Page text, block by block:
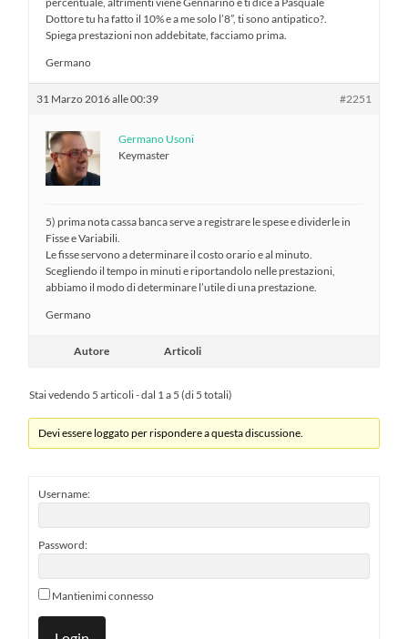
Dottore tu ha fatto il 10% e a me solo l’8”, ti sono antipatico?.
Spiega prestazioni non addebitate, facciamo prima.
Germano
31 Marzo 2016 alle 00:39 #2251
Germano Usoni
Keymaster
5) prima nota cassa banca serve a registrare le spese e dividerle in
Fisse e Variabili.
Le fisse servono a determinare il costo orario e al minuto.
Scegliendo il tempo in minuti e riportandolo nelle prestazioni,
abbiamo il modo di determinare l’utile di una prestazione.
Germano
Autore Articoli
Stai vedendo 5 articoli - dal 1 a 5 (di 5 totali)
Devi essere loggato per rispondere a questa discussione.
Username:
Password:
Mantienimi connesso